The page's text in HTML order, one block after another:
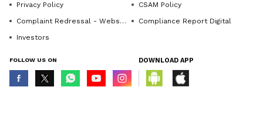
Privacy Policy
CSAM Policy
Complaint Redressal - Website
Compliance Report Digital
Investors
FOLLOW US ON DOWNLOAD APP